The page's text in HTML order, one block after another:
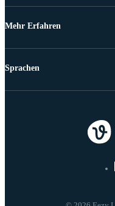
Mehr Erfahren
Sprachen